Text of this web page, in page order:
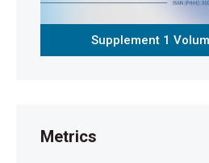
Supplement 1
Metrics